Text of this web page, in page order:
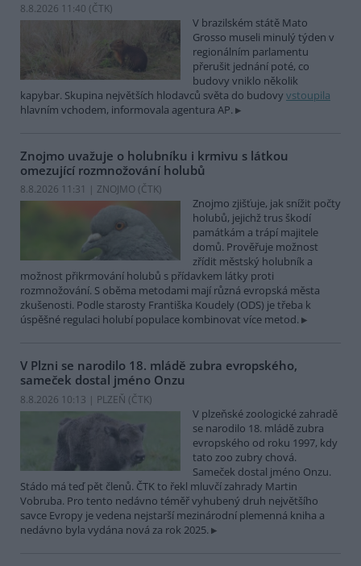
8.8.2026 11:40 (ČTK)
V brazilském státě Mato
Grosso museli minulý týden v
regionálním parlamentu
přerušit jednání poté, co
budovy vniklo několik
kapybar. Skupina největších hlodavců světa do budovy vstoupila
hlavním vchodem, informovala agentura AP.
Znojmo uvažuje o holubníku i krmivu s látkou
omezující rozmnožování holubů
8.8.2026 11:31 | ZNOJMO (ČTK)
Znojmo zjišťuje, jak snížit počty
holubů, jejichž trus škodí
památkám a trápí majitele
domů. Prověřuje možnost
zřídit městský holubník a
možnost přikrmování holubů s přídavkem látky proti
rozmnožování. S oběma metodami mají různá evropská města
zkušenosti. Podle starosty Františka Koudely (ODS) je třeba k
úspěšné regulaci holubí populace kombinovat více metod.
V Plzni se narodilo 18. mládě zubra evropského,
sameček dostal jméno Onzu
8.8.2026 10:13 | PLZEŇ (ČTK)
V plzeňské zoologické zahradě
se narodilo 18. mládě zubra
evropského od roku 1997, kdy
tato zoo zubry chová.
Sameček dostal jméno Onzu.
Stádo má teď pět členů. ČTK to řekl mluvčí zahrady Martin
Vobruba. Pro tento nedávno téměř vyhubený druh největšího
savce Evropy je vedena nejstarší mezinárodní plemenná kniha a
nedávno byla vydána nová za rok 2025.